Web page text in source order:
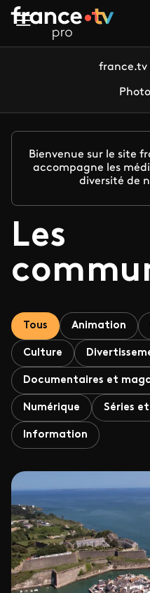
Aller au contenu principal
france.tv
Bienvenue sur le site
accompagne les
diversité de
Les
Tous Animation
Culture
Documentaires et
Numérique Séries
Information